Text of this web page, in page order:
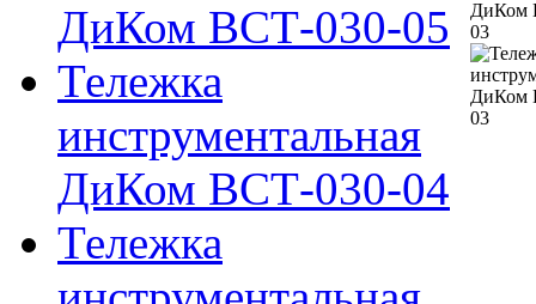
ДиКом ВСТ-030-05
Тележка
инструментальная
ДиКом ВСТ-030-04
Тележка